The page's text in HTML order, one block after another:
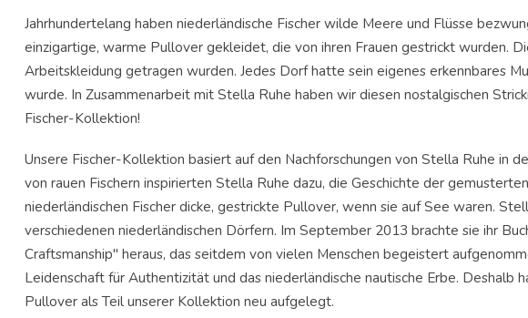
Jahrhundertelang haben niederländische Fischer wilde Meere und Flüsse
einzigartige, warme Pullover gekleidet, die von ihren Frauen gestrickt wurden.
Arbeitskleidung getragen wurden. Jedes Dorf hatte sein eigenes erkennbares
wurde. In Zusammenarbeit mit Stella Ruhe haben wir diesen nostalgischen
Fischer-Kollektion!
Unsere Fischer-Kollektion basiert auf den Nachforschungen von Stella Ruhe in
von rauen Fischern inspirierten Stella Ruhe dazu, die Geschichte der
niederländischen Fischer dicke, gestrickte Pullover, wenn sie auf See waren.
verschiedenen niederländischen Dörfern. Im September 2013 brachte sie ihr
Craftsmanship" heraus, das seitdem von vielen Menschen begeistert
Leidenschaft für Authentizität und das niederländische nautische Erbe. Deshalb
Pullover als Teil unserer Kollektion neu aufgelegt.